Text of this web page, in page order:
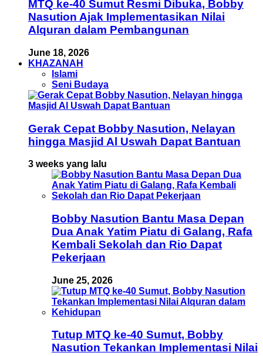
MTQ ke-40 Sumut Resmi Dibuka, Bobby
Nasution Ajak Implementasikan Nilai
Alquran dalam Pembangunan
June 18, 2026
KHAZANAH
Islami
Seni Budaya
Gerak Cepat Bobby Nasution, Nelayan
hingga Masjid Al Uswah Dapat Bantuan
3 weeks yang lalu
Bobby Nasution Bantu Masa Depan
Dua Anak Yatim Piatu di Galang, Rafa
Kembali Sekolah dan Rio Dapat
Pekerjaan
June 25, 2026
Tutup MTQ ke-40 Sumut, Bobby
Nasution Tekankan Implementasi Nilai